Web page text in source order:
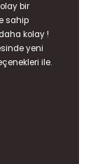
bir
sahip
kolay !
yeni
ile.